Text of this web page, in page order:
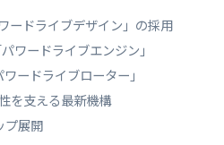
ードライブデザイン」の採用
ワードライブエンジン」
ードライブローター」
を支える最新機構
プ展開